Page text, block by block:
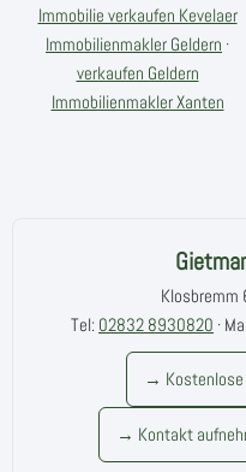
Immobilie verkaufen Kevelaer
Immobilienmakler Geldern ·
verkaufen Geldern
Immobilienmakler Xanten
Klosbremm
Tel: 02832 8930820 ·
→ Kostenlose
→ Kontakt